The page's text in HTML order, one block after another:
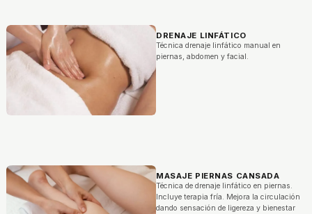
DRENAJE LINFÁTICO
Técnica drenaje linfático manual en
piernas, abdomen y facial.
MASAJE PIERNAS CANSADA
Técnica de drenaje linfático en piernas.
Incluye terapia fría. Mejora la circulación
dando sensación de ligereza y bienestar